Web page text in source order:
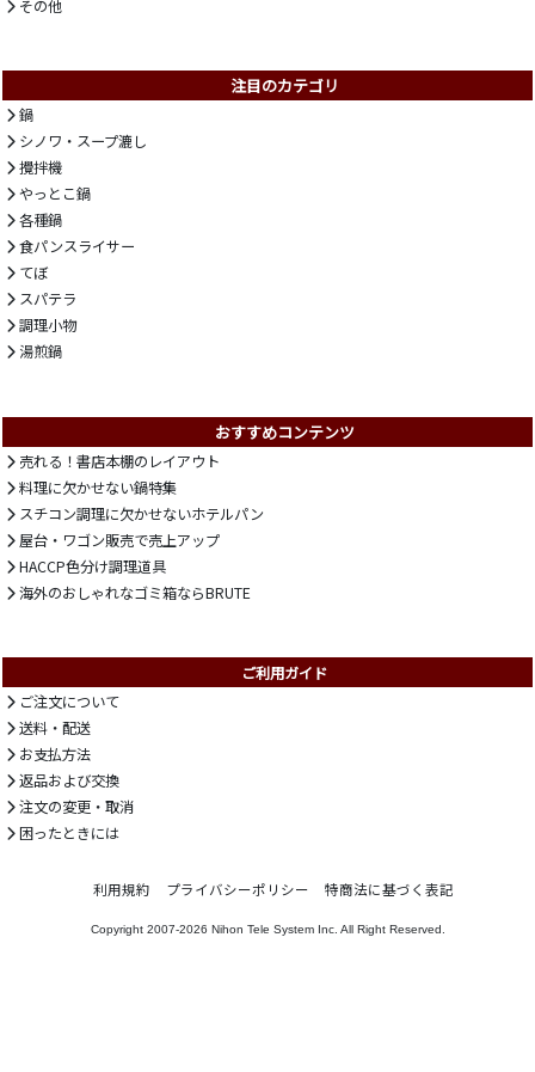
その他
注目のカテゴリ
鍋
シノワ・スープ漉し
攪拌機
やっとこ鍋
各種鍋
食パンスライサー
てぼ
スパテラ
調理小物
湯煎鍋
おすすめコンテンツ
売れる！書店本棚のレイアウト
料理に欠かせない鍋特集
スチコン調理に欠かせないホテルパン
屋台・ワゴン販売で売上アップ
HACCP色分け調理道具
海外のおしゃれなゴミ箱ならBRUTE
ご利用ガイド
ご注文について
送料・配送
お支払方法
返品および交換
注文の変更・取消
困ったときには
利用規約 プライバシーポリシー 特商法に基づく表記
Copyright 2007-2026 Nihon Tele System Inc. All Right Reserved.